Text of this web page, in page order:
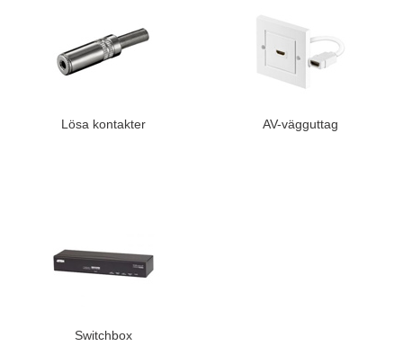
Lösa kontakter AV-vägguttag
Switchbox